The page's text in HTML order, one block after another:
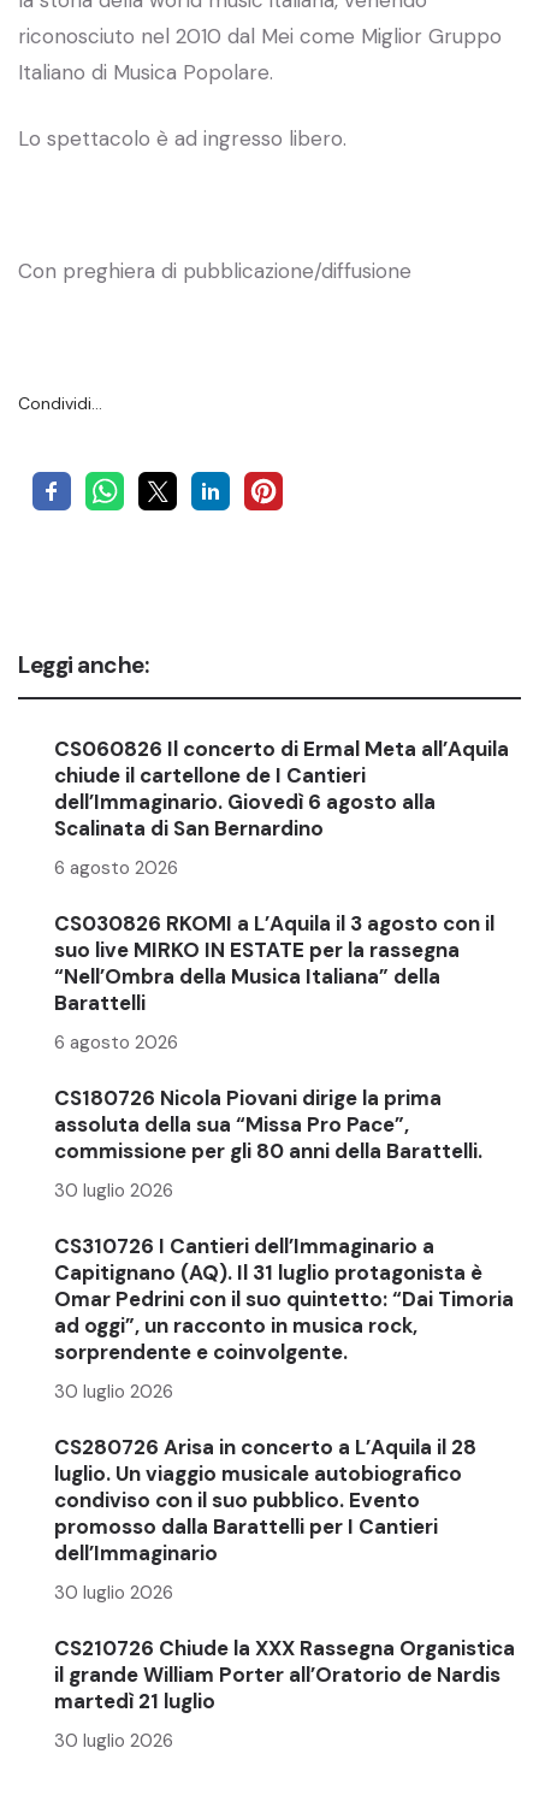
riconosciuto nel 2010 dal Mei come Miglior Gruppo
Italiano di Musica Popolare.
Lo spettacolo è ad ingresso libero.
Con preghiera di pubblicazione/diffusione
Condividi…
Leggi anche:
CS060826 Il concerto di Ermal Meta all’Aquila
chiude il cartellone de I Cantieri
dell’Immaginario. Giovedì 6 agosto alla
Scalinata di San Bernardino
6 agosto 2026
CS030826 RKOMI a L’Aquila il 3 agosto con il
suo live MIRKO IN ESTATE per la rassegna
“Nell’Ombra della Musica Italiana” della
Barattelli
6 agosto 2026
CS180726 Nicola Piovani dirige la prima
assoluta della sua “Missa Pro Pace”,
commissione per gli 80 anni della Barattelli.
30 luglio 2026
CS310726 I Cantieri dell’Immaginario a
Capitignano (AQ). Il 31 luglio protagonista è
Omar Pedrini con il suo quintetto: “Dai Timoria
ad oggi”, un racconto in musica rock,
sorprendente e coinvolgente.
30 luglio 2026
CS280726 Arisa in concerto a L’Aquila il 28
luglio. Un viaggio musicale autobiografico
condiviso con il suo pubblico. Evento
promosso dalla Barattelli per I Cantieri
dell’Immaginario
30 luglio 2026
CS210726 Chiude la XXX Rassegna Organistica
il grande William Porter all’Oratorio de Nardis
martedì 21 luglio
30 luglio 2026